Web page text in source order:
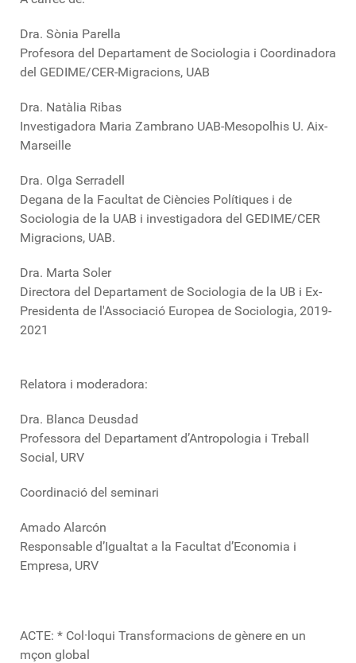
Dra. Sònia Parella
Profesora del Departament de Sociologia i Coordinadora
del GEDIME/CER-Migracions, UAB
Dra. Natàlia Ribas
Investigadora Maria Zambrano UAB-Mesopolhis U. Aix-
Marseille
Dra. Olga Serradell
Degana de la Facultat de Ciències Polítiques i de
Sociologia de la UAB i investigadora del GEDIME/CER
Migracions, UAB.
Dra. Marta Soler
Directora del Departament de Sociologia de la UB i Ex-
Presidenta de l'Associació Europea de Sociologia, 2019-
2021
Relatora i moderadora:
Dra. Blanca Deusdad
Professora del Departament d’Antropologia i Treball
Social, URV
Coordinació del seminari
Amado Alarcón
Responsable d’Igualtat a la Facultat d’Economia i
Empresa, URV
ACTE: * Col·loqui Transformacions de gènere en un
mçon global